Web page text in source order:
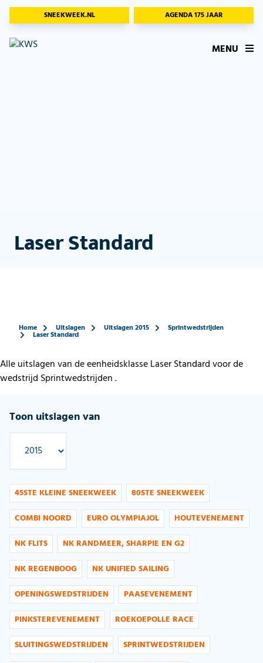
SNEEKWEEK.NL AGENDA 175 JAAR
MENU
Laser Standard
Home Uitslagen Uitslagen 2015 Sprintwedstrijden
Laser Standard
Alle uitslagen van de eenheidsklasse Laser Standard voor de
wedstrijd Sprintwedstrijden .
Toon uitslagen van
45STE KLEINE SNEEKWEEK
80STE SNEEKWEEK
COMBI NOORD
EURO OLYMPIAJOL
HOUTEVENEMENT
NK FLITS
NK RANDMEER, SHARPIE EN G2
NK REGENBOOG
NK UNIFIED SAILING
OPENINGSWEDSTRIJDEN
PAASEVENEMENT
PINKSTEREVENEMENT
ROEKOEPOLLE RACE
SLUITINGSWEDSTRIJDEN
SPRINTWEDSTRIJDEN